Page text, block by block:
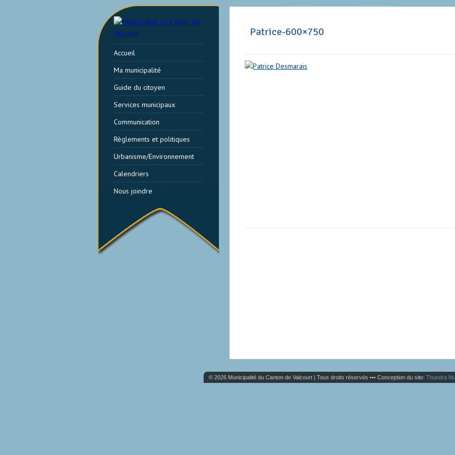
Patrice-600×750
Accueil
Ma municipalité
Guide du citoyen
Services municipaux
Communication
Règlements et politiques
Urbanisme/Environnement
Calendriers
Nous joindre
© 2026 Municipalité du Canton de Valcourt | Tous droits réservés ••• Conception du site: Thundra